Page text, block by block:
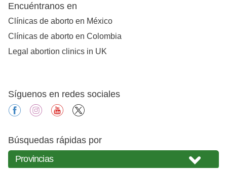
Encuéntranos en
Clínicas de aborto en México
Clínicas de aborto en Colombia
Legal abortion clinics in UK
Síguenos en redes sociales
facebookinstagramyoutube
Búsquedas rápidas por